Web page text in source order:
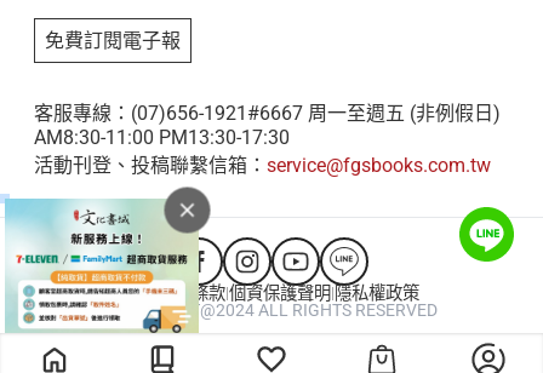
058透過藝術扎根在地——澳洲南天寺南天館
060與時俱進，不忘初心——蘭陽別院宜蘭館
062 消弭宗教之分的文化綠洲——馬來西亞東禪
寺東禪館、新馬寺新馬館
066縈繞土地香氣的國際之窗——惠中寺台中
館、福山寺彰化館
人間衛視
免費訂閱電子報
客服專線：(07)656-1921#6667 周一至週五 (非例假日)
AM8:30-11:00 PM13:30-17:30
活動刊登、投稿聯繫信箱： service@fgsbooks.com.tw
會員服務條款|個資保護聲明| 隱私權政策
COPYRIGHT@2024 ALL RIGHTS RESERVED